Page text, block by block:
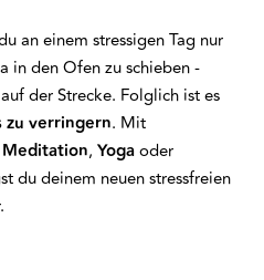
an einem stressigen Tag nur
in den Ofen zu schieben -
der Strecke. Folglich ist es
zu verringern. Mit
Meditation, Yogaoder
du deinem neuen stressfreien